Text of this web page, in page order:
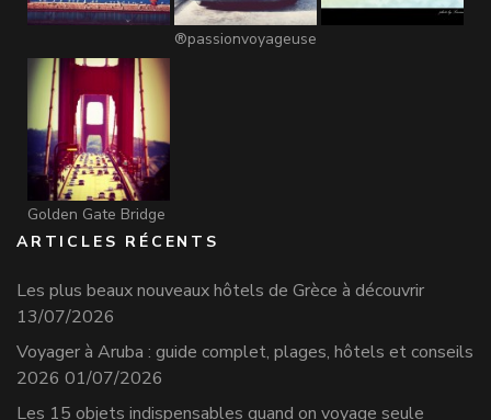
®passionvoyageuse
Golden Gate Bridge
ARTICLES RÉCENTS
Les plus beaux nouveaux hôtels de Grèce à découvrir
13/07/2026
Voyager à Aruba : guide complet, plages, hôtels et conseils
2026 01/07/2026
Les 15 objets indispensables quand on voyage seule